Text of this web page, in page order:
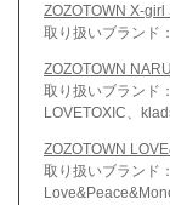
ZOZOTOWN X-girl
取り扱いブランド
ZOZOTOWN
取り扱いブランド
LOVETOXIC、
ZOZOTOWN
取り扱いブランド